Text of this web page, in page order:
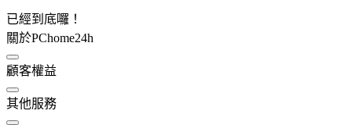
已經到底囉！
關於PChome24h
顧客權益
其他服務